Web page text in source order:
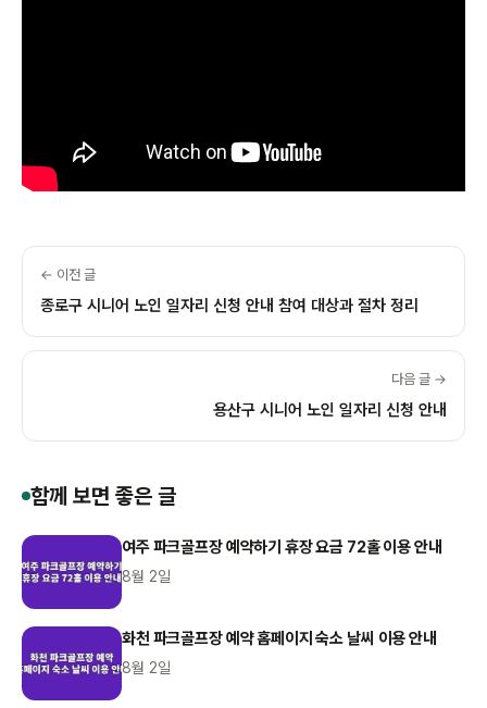
← 이전 글
종로구 시니어 노인 일자리 신청 안내 참여 대상과 절차 정리
다음 글 →
용산구 시니어 노인 일자리 신청 안내
함께 보면 좋은 글
여주 파크골프장 예약하기 휴장 요금 72홀 이용 안내
8월 2일
화천 파크골프장 예약 홈페이지 숙소 날씨 이용 안내
8월 2일